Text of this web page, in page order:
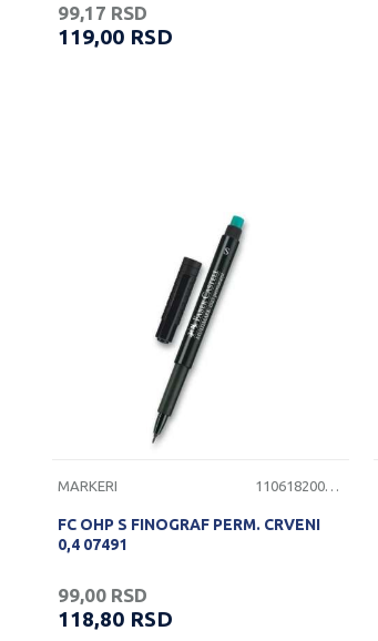
99,17 RSD
119,00 RSD
MARKERI 1106182000065
FC OHP S FINOGRAF PERM. CRVENI
0,4 07491
99,00 RSD
118,80 RSD